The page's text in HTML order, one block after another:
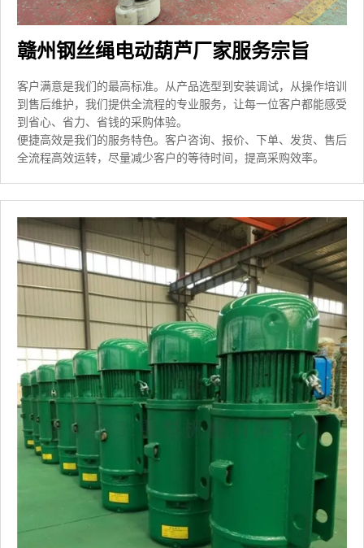
赣州钢丝绳电动葫芦厂家服务宗旨
客户满意是我们的最高标准。从产品选型到安装调试，从操作培训
到售后维护，我们提供全流程的专业服务，让每一位客户都能感受
到省心、省力、省钱的采购体验。
便捷高效是我们的服务特色。客户咨询、报价、下单、发货、售后
全流程高效运转，尽量减少客户的等待时间，提高采购效率。